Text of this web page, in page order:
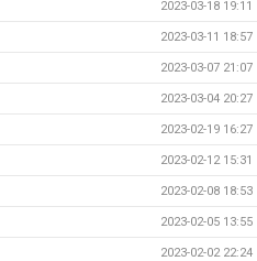
2023-03-18 19:11
2023-03-11 18:57
2023-03-07 21:07
2023-03-04 20:27
2023-02-19 16:27
2023-02-12 15:31
2023-02-08 18:53
2023-02-05 13:55
2023-02-02 22:24